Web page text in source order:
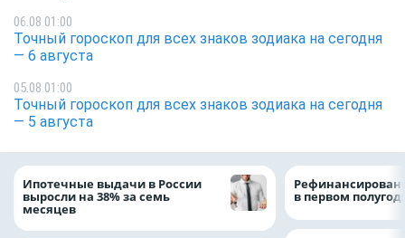
06.08 01:00
Точный гороскоп для всех знаков зодиака на сегодня
— 6 августа
05.08 01:00
Точный гороскоп для всех знаков зодиака на сегодня
— 5 августа
Ипотечные выдачи в России
выросли на 38% за семь
месяцев
в первом